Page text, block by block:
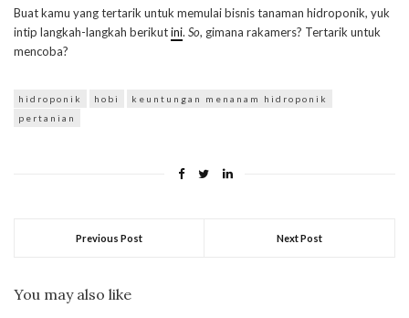
Buat kamu yang tertarik untuk memulai bisnis tanaman hidroponik, yuk
intip langkah-langkah berikutini. So, gimana rakamers? Tertarik untuk
mencoba?
hidroponik hobi
keuntungan menanam hidroponik
pertanian
Previous Post Next Post
You may also like